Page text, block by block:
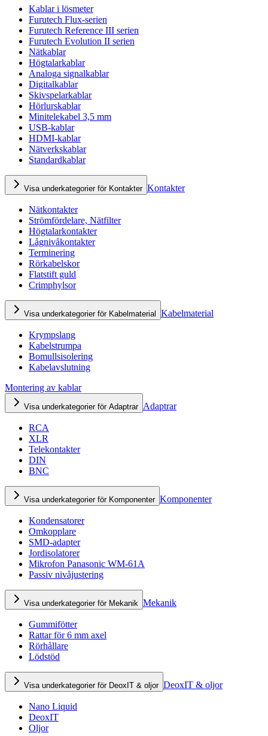
Kablar i lösmeter
Furutech Flux-serien
Furutech Reference III serien
Furutech Evolution II serien
Nätkablar
Högtalarkablar
Analoga signalkablar
Digitalkablar
Skivspelarkablar
Hörlurskablar
Minitelekabel 3,5 mm
USB-kablar
HDMI-kablar
Nätverkskablar
Standardkablar
Visa underkategorier för Kontakter Kontakter
Nätkontakter
Strömfördelare, Nätfilter
Högtalarkontakter
Lågnivåkontakter
Terminering
Rörkabelskor
Flatstift guld
Crimphylsor
Visa underkategorier för Kabelmaterial Kabelmaterial
Krympslang
Kabelstrumpa
Bomullsisolering
Kabelavslutning
Montering av kablar
Visa underkategorier för Adaptrar Adaptrar
RCA
XLR
Telekontakter
DIN
BNC
Visa underkategorier för Komponenter Komponenter
Kondensatorer
Omkopplare
SMD-adapter
Jordisolatorer
Mikrofon Panasonic WM-61A
Passiv nivåjustering
Visa underkategorier för Mekanik Mekanik
Gummifötter
Rattar för 6 mm axel
Rörhållare
Lödstöd
Visa underkategorier för DeoxIT & oljor DeoxIT & oljor
Nano Liquid
DeoxIT
Oljor